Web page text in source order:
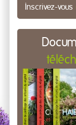
Inscrivez-vous